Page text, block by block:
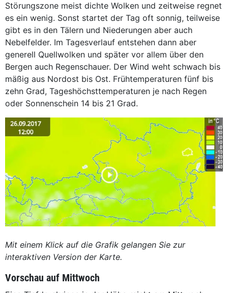
Störungszone meist dichte Wolken und zeitweise regnet
es ein wenig. Sonst startet der Tag oft sonnig, teilweise
gibt es in den Tälern und Niederungen aber auch
Nebelfelder. Im Tagesverlauf entstehen dann aber
generell Quellwolken und später vor allem über den
Bergen auch Regenschauer. Der Wind weht schwach bis
mäßig aus Nordost bis Ost. Frühtemperaturen fünf bis
zehn Grad, Tageshöchsttemperaturen je nach Regen
oder Sonnenschein 14 bis 21 Grad.
Mit einem Klick auf die Grafik gelangen Sie zur
interaktiven Version der Karte.
Vorschau auf Mittwoch